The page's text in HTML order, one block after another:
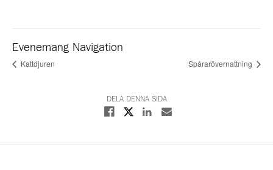
Evenemang Navigation
Kattdjuren Spårarövernattning
DELA DENNA SIDA
Dela på Facebook
Dela på XDela på Linkedin
Dela med E-post